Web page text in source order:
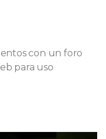
con un foro
para uso